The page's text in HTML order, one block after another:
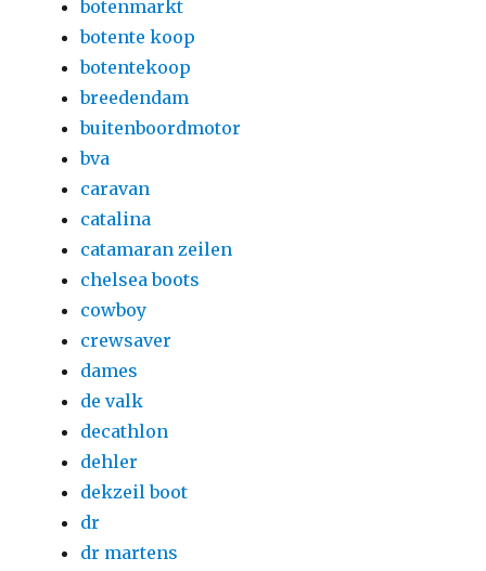
botenmarkt
botente koop
botentekoop
breedendam
buitenboordmotor
bva
caravan
catalina
catamaran zeilen
chelsea boots
cowboy
crewsaver
dames
de valk
decathlon
dehler
dekzeil boot
dr
dr martens